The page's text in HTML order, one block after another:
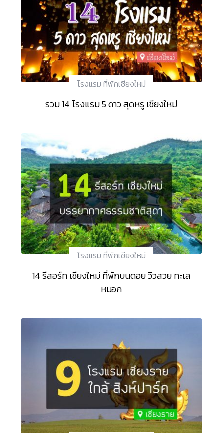
โรงแรม ที่พักเชียงใหม่
รวม 14 โรงแรม 5 ดาว สุดหรู เชียงใหม่
โรงแรม ที่พักเชียงใหม่
14 รีสอร์ท เชียงใหม่ ที่พักบนดอย วิวสวย ทะเล
หมอก